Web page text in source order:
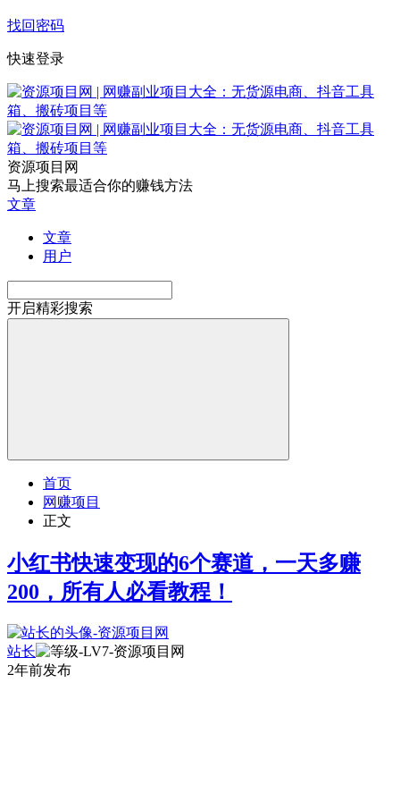
找回密码
快速登录
资源项目网
马上搜索最适合你的赚钱方法
文章
文章
用户
开启精彩搜索
首页
网赚项目
正文
小红书快速变现的6个赛道，一天多赚
200，所有人必看教程！
站长
2年前发布